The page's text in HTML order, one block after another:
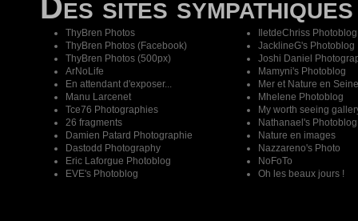
Des sites sympathiques
ThyBren Photos
ThyBren Photos (Facebook)
ThyBren Photos (500px)
ArNoLife
En attendant d'exposer...
Manu Larcenet
Tce76 Photographies
26 fragments
Damien Patard Photographie
Dastodd Photography
Eric Laforgue Photoblog
EVE's Photoblog
IletdeChriss Photoblog
JacklineG's Photoblog
Joshi Daniel
Mamyni's Photoblog
Mer et Nature en Seine
Mhelene Photoblog
My worth seeing
Nathanael's Photoblog
Nature en images
Nazzareno's Photo
NoFoTo
Oh les beaux jours !